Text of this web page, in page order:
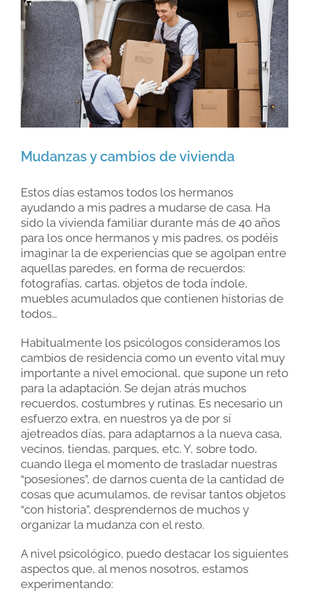
Larger
Image
Mudanzas y cambios de vivienda
Estos días estamos todos los hermanos
ayudando a mis padres a mudarse de casa. Ha
sido la vivienda familiar durante más de 40 años
para los once hermanos y mis padres, os podéis
imaginar la de experiencias que se agolpan entre
aquellas paredes, en forma de recuerdos:
fotografías, cartas, objetos de toda índole,
muebles acumulados que contienen historias de
todos…
Habitualmente los psicólogos consideramos los
cambios de residencia como un evento vital muy
importante a nivel emocional, que supone un reto
para la adaptación. Se dejan atrás muchos
recuerdos, costumbres y rutinas. Es necesario un
esfuerzo extra, en nuestros ya de por sí
ajetreados días, para adaptarnos a la nueva casa,
vecinos, tiendas, parques, etc. Y, sobre todo,
cuando llega el momento de trasladar nuestras
“posesiones”, de darnos cuenta de la cantidad de
cosas que acumulamos, de revisar tantos objetos
“con historia”, desprendernos de muchos y
organizar la mudanza con el resto.
A nivel psicológico, puedo destacar los siguientes
aspectos que, al menos nosotros, estamos
experimentando: